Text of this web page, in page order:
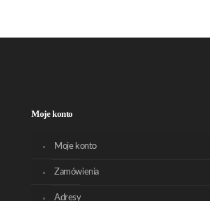
Moje konto
Moje konto
Zamówienia
Adresy